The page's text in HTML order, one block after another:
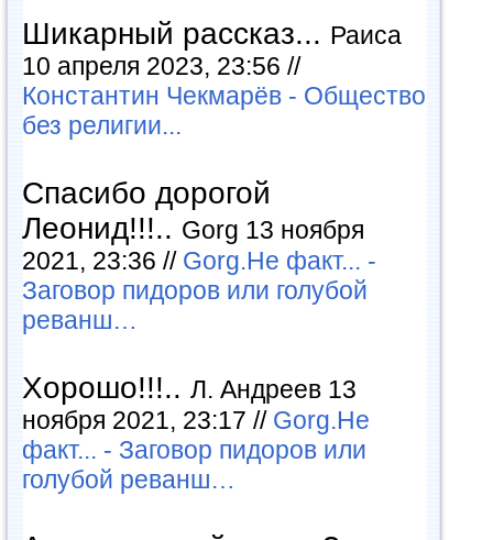
Шикарный рассказ... Раиса
10 апреля 2023, 23:56 //
Константин Чекмарёв - Общество
без религии...
Спасибо дорогой
Леонид!!!.. Gorg 13 ноября
2021, 23:36 // Gorg.Не факт... -
Заговор пидоров или голубой
реванш…
Хорошо!!!.. Л. Андреев 13
ноября 2021, 23:17 // Gorg.Не
факт... - Заговор пидоров или
голубой реванш…